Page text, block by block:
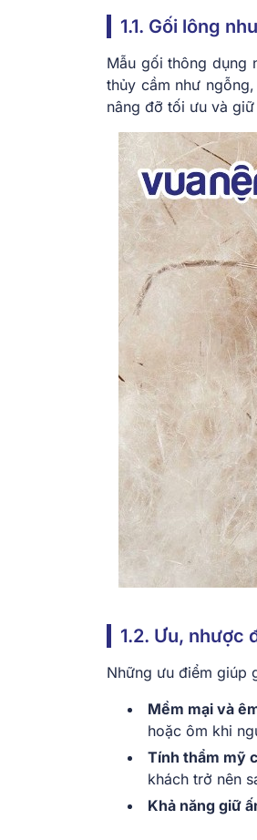
1.1. Gối lông
Mẫu gối thông dụng
thủy cầm như
nâng đỡ tối ưu và
1.2. Ưu, nhược
Những ưu điểm giúp
Mềm mại và
hoặc ôm khi
Tính thẩm mỹ
khách trở nên
Khả năng giữ